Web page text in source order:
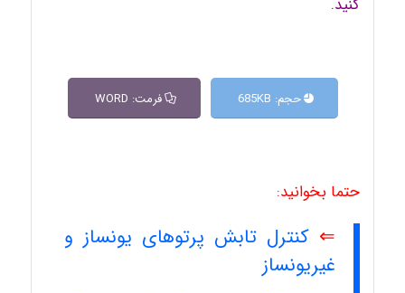
کنید.
حجم: 685KB فرمت: WORD
حتما بخوانید:
⇐ کنترل تابش پرتوهای یونساز و
غیریونساز